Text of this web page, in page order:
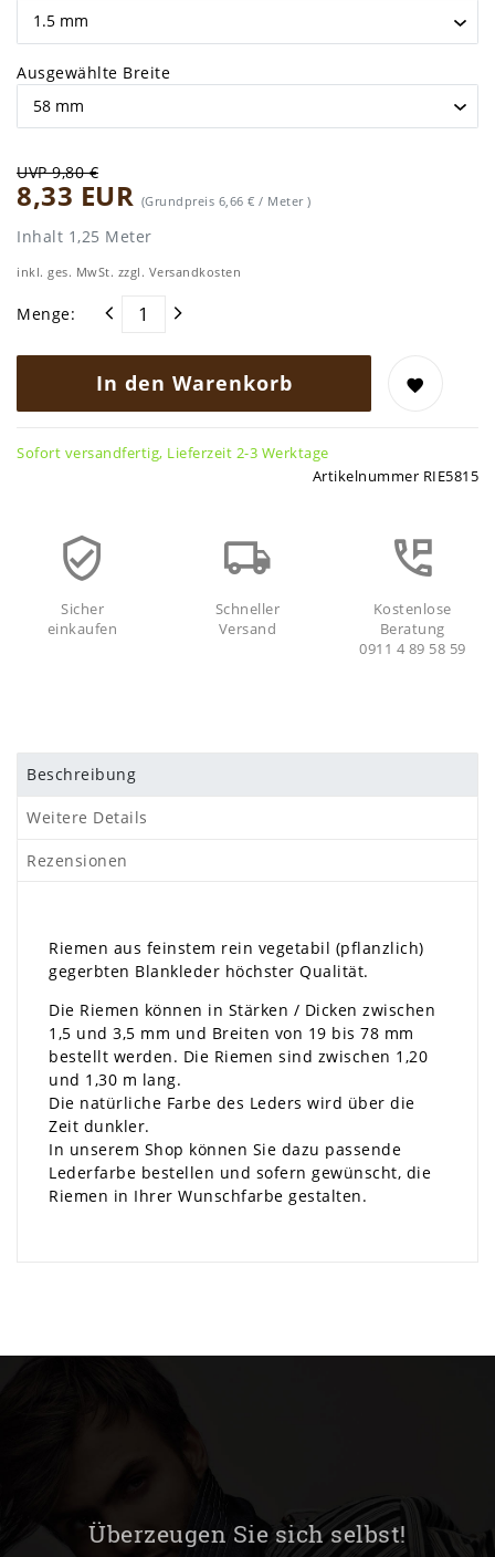
Ausgewählte Breite
UVP 9,80 €
8,33 EUR (Grundpreis 6,66 € / Meter )
Inhalt 1,25 Meter
inkl. ges. MwSt. zzgl. Versandkosten
Menge:
In den Warenkorb
Sofort versandfertig, Lieferzeit 2-3 Werktage
Artikelnummer RIE5815
Sicher
einkaufen
Schneller
Versand
Kostenlose
Beratung
0911 4 89 58 59
Beschreibung
Weitere Details
Rezensionen
Riemen aus feinstem rein vegetabil (pflanzlich)
gegerbten Blankleder höchster Qualität.
Die Riemen können in Stärken / Dicken zwischen
1,5 und 3,5 mm und Breiten von 19 bis 78 mm
bestellt werden. Die Riemen sind zwischen 1,20
und 1,30 m lang.
Die natürliche Farbe des Leders wird über die
Zeit dunkler.
In unserem Shop können Sie dazu passende
Lederfarbe bestellen und sofern gewünscht, die
Riemen in Ihrer Wunschfarbe gestalten.
Überzeugen Sie sich selbst!